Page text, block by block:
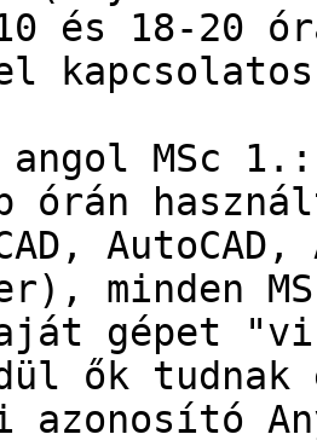
és 18-20
kapcsolatos
angol MSc 1.:
órán
minden
gépet
ők